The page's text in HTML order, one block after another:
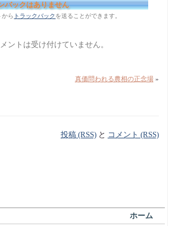
バックはありません
から トラックバック を送ることができます。
ントは受け付けていません。
真価問われる農相の正念場»
投稿 (RSS)と コメント (RSS)
ホーム